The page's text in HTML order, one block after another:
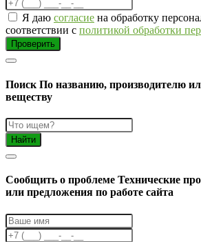
Я даю согласие на обработку
соответствии с политикой обработки
Проверить
Поиск По названию, производителю
веществу
Найти
Cообщить о проблеме Технические
или предложения по работе сайта